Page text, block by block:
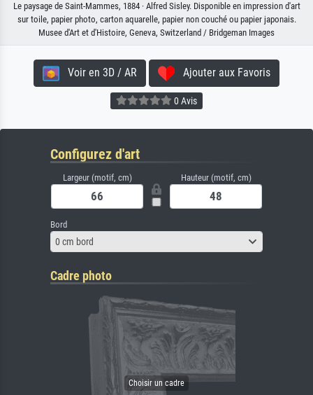
Le paysage de Saint-Mammes, 1884 · Alfred Sisley. Disponible en impression d'art
sur toile, papier photo, carton aquarelle, papier non couché ou papier japonais.
Musee d'Art et d'Histoire, Geneva, Switzerland / Bridgeman Images
Voir en 3D / AR Ajouter aux Favoris
0 Avis
Configurez d'art
Largeur (motif, cm) Hauteur (motif, cm)
Bord
0 cm bord
Cadre photo